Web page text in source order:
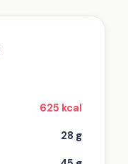
625 kcal
28 g